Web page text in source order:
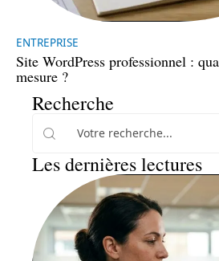
ENTREPRISE
Site WordPress professionnel :
mesure ?
Recherche
Les dernières lectures